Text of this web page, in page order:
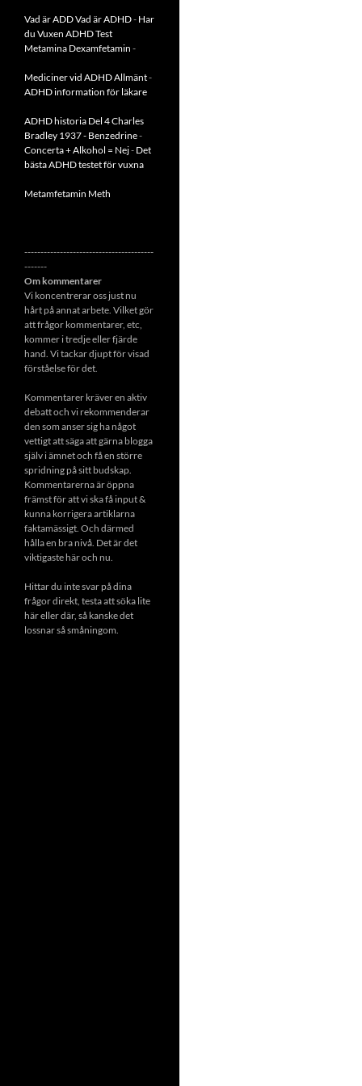
Vad är ADDVad är ADHD- Har
du Vuxen ADHD Test
Metamina Dexamfetamin -
Mediciner vid ADHD Allmänt-
ADHD information för läkare
ADHD historia Del 4 Charles
Bradley 1937 - Benzedrine-
Concerta + Alkohol = Nej- Det
bästa ADHD testet för vuxna
Metamfetamin Meth
----------------------------------------
-------
Om kommentarer
Vi koncentrerar oss just nu
hårt på annat arbete. Vilket gör
att frågor kommentarer, etc,
kommer i tredje eller fjärde
hand. Vi tackar djupt för visad
förståelse för det.
Kommentarer kräver en aktiv
debatt och vi rekommenderar
den som anser sig ha något
vettigt att säga att gärna blogga
själv i ämnet och få en större
spridning på sitt budskap.
Kommentarerna är öppna
främst för att vi ska få input &
kunna korrigera artiklarna
faktamässigt. Och därmed
hålla en bra nivå. Det är det
viktigaste här och nu.
Hittar du inte svar på dina
frågor direkt, testa att söka lite
här eller där, så kanske det
lossnar så småningom.